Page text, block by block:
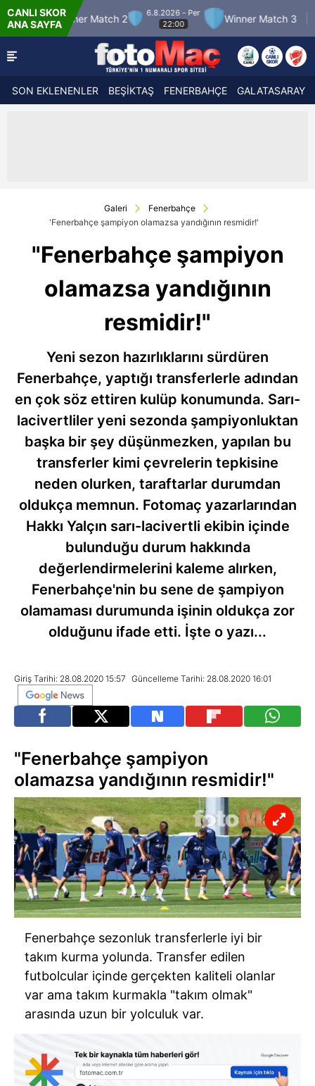
CANLI SKOR
ANA SAYFA
Match 2
6.8.2026 - Per
22:00
Winner Match 3 Boluspor
SON EKLENENLER BEŞİKTAŞ FENERBAHÇE GALATASARAY
Galeri
Fenerbahçe
'Fenerbahçe şampiyon olamazsa yandığının resmidir!'
"Fenerbahçe şampiyon
olamazsa yandığının
resmidir!"
Yeni sezon hazırlıklarını sürdüren
Fenerbahçe, yaptığı transferlerle adından
en çok söz ettiren kulüp konumunda. Sarı-
lacivertliler yeni sezonda şampiyonluktan
başka bir şey düşünmezken, yapılan bu
transferler kimi çevrelerin tepkisine
neden olurken, taraftarlar durumdan
oldukça memnun. Fotomaç yazarlarından
Hakkı Yalçın sarı-lacivertli ekibin içinde
bulunduğu durum hakkında
değerlendirmelerini kaleme alırken,
Fenerbahçe'nin bu sene de şampiyon
olamaması durumunda işinin oldukça zor
olduğunu ifade etti. İşte o yazı...
Giriş Tarihi: 28.08.2020 15:57 Güncelleme Tarihi: 28.08.2020 16:01
"Fenerbahçe şampiyon
olamazsa yandığının resmidir!"
Fenerbahçe sezonluk transferlerle iyi bir
takım kurma yolunda. Transfer edilen
futbolcular içinde gerçekten kaliteli olanlar
var ama takım kurmakla "takım olmak"
arasında uzun bir yolculuk var.